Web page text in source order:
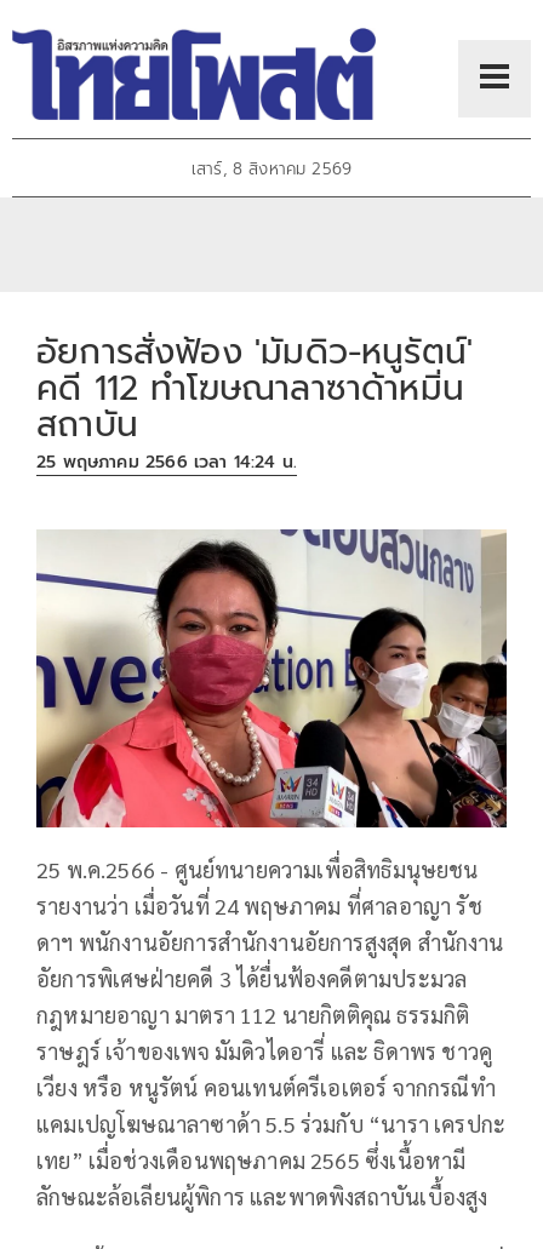
เสาร์, 8 สิงหาคม 2569
อัยการสั่งฟ้อง 'มัมดิว-หนูรัตน์'
คดี 112 ทำโฆษณาลาซาด้าหมิ่น
สถาบัน
25 พฤษภาคม 2566 เวลา 14:24 น.
25 พ.ค.2566 - ศูนย์ทนายความเพื่อสิทธิมนุษยชน
รายงานว่า เมื่อวันที่ 24 พฤษภาคม ที่ศาลอาญา รัช
ดาฯ พนักงานอัยการสำนักงานอัยการสูงสุด สำนักงาน
อัยการพิเศษฝ่ายคดี 3 ได้ยื่นฟ้องคดีตามประมวล
กฎหมายอาญา มาตรา 112 นายกิตติคุณ ธรรมกิติ
ราษฎร์ เจ้าของเพจ มัมดิวไดอารี่ และ ธิดาพร ชาวคู
เวียง หรือ หนูรัตน์ คอนเทนต์ครีเอเตอร์ จากกรณีทำ
แคมเปญโฆษณาลาซาด้า 5.5 ร่วมกับ “นารา เครปกะ
เทย” เมื่อช่วงเดือนพฤษภาคม 2565 ซึ่งเนื้อหามี
ลักษณะล้อเลียนผู้พิการ และพาดพิงสถาบันเบื้องสูง